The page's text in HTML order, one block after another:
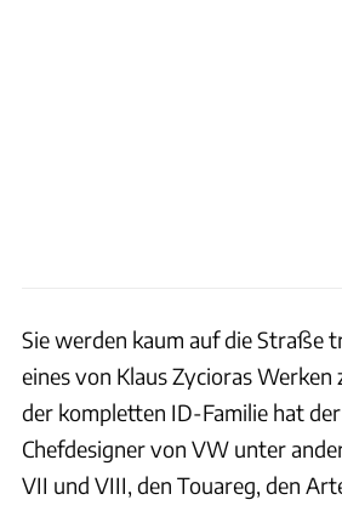
Sie werden kaum auf die Straße
eines von Klaus Zycioras Werken
der kompletten ID-Familie hat
Chefdesigner von VW unter
VII und VIII, den Touareg, den